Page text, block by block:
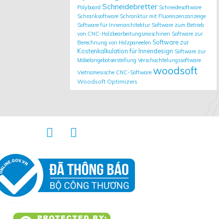
Polyboard Schneidebretter Schneidesoftware
Schranksoftware Schranktür mit Fluoreszenzanzeige
Software für Innenarchitektur Software zum Betrieb
von CNC-Holzbearbeitungsmaschinen Software zur
Berechnung von Holzpaneelen Software zur
Kostenkalkulation für Innendesign Software zur
Möbelangebotserstellung Verschachtelungssoftware
Vietnamesische CNC-Software woodsoft
Woodsoft Optimizers
 